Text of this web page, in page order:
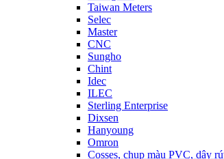
Taiwan Meters
Selec
Master
CNC
Sungho
Chint
Idec
ILEC
Sterling Enterprise
Dixsen
Hanyoung
Omron
Cosses, chụp màu PVC, dây